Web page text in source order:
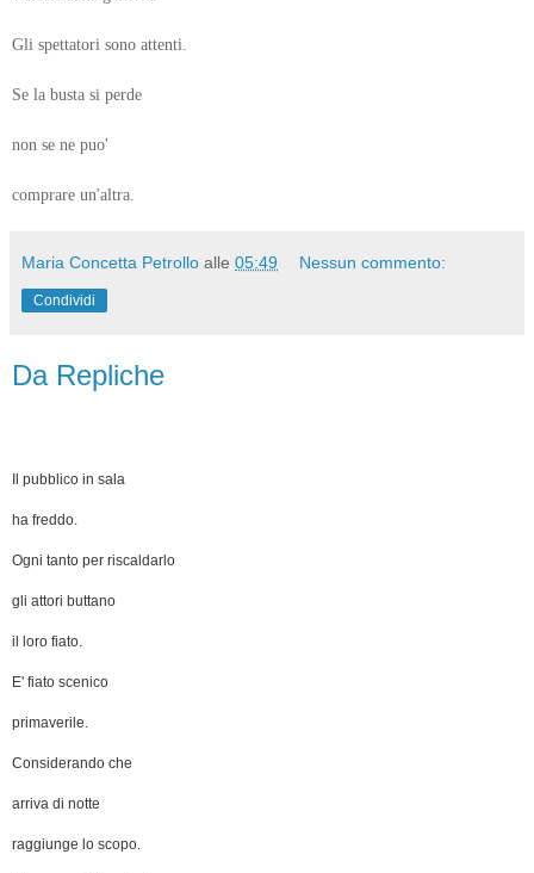
Gli spettatori sono attenti.
Se la busta si perde
non se ne puo'
comprare un'altra.
Maria Concetta Petrollo alle 05:49 Nessun commento:
Condividi
Da Repliche
Il pubblico in sala
ha freddo.
Ogni tanto per riscaldarlo
gli attori buttano
il loro fiato.
E' fiato scenico
primaverile.
Considerando che
arriva di notte
raggiunge lo scopo.